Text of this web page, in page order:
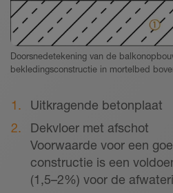
Doorsnedetekening van de
bekledingsconstructie in mortelbed
Uitkragende betonplaat
Dekvloer met afschot
Voorwaarde voor een
constructie is een
(1,5–2%) voor de